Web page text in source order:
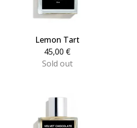
Lemon Tart
45,00 €
Sold out